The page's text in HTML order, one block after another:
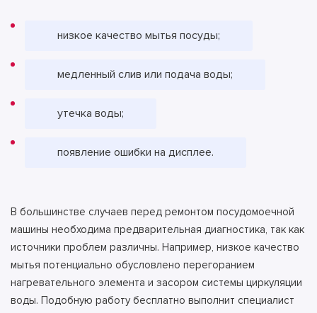
низкое качество мытья посуды;
медленный слив или подача воды;
утечка воды;
появление ошибки на дисплее.
В большинстве случаев перед ремонтом посудомоечной
машины необходима предварительная диагностика, так как
источники проблем различны. Например, низкое качество
мытья потенциально обусловлено перегоранием
нагревательного элемента и засором системы циркуляции
воды. Подобную работу бесплатно выполнит специалист